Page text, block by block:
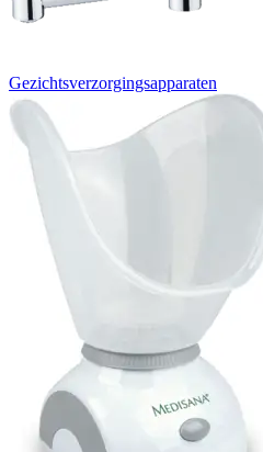
Gezichtsverzorgingsapparaten